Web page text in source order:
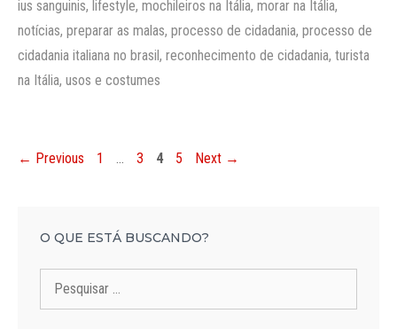
ius sanguinis, lifestyle, mochileiros na Itália, morar na Itália,
notícias, preparar as malas, processo de cidadania, processo de
cidadania italiana no brasil , reconhecimento de cidadania, turista
na Itália, usos e costumes
← Previous Page
1 … Page
3 Page
4 Page
5 Next →
O QUE ESTÁ BUSCANDO?